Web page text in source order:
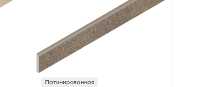
Патинированная